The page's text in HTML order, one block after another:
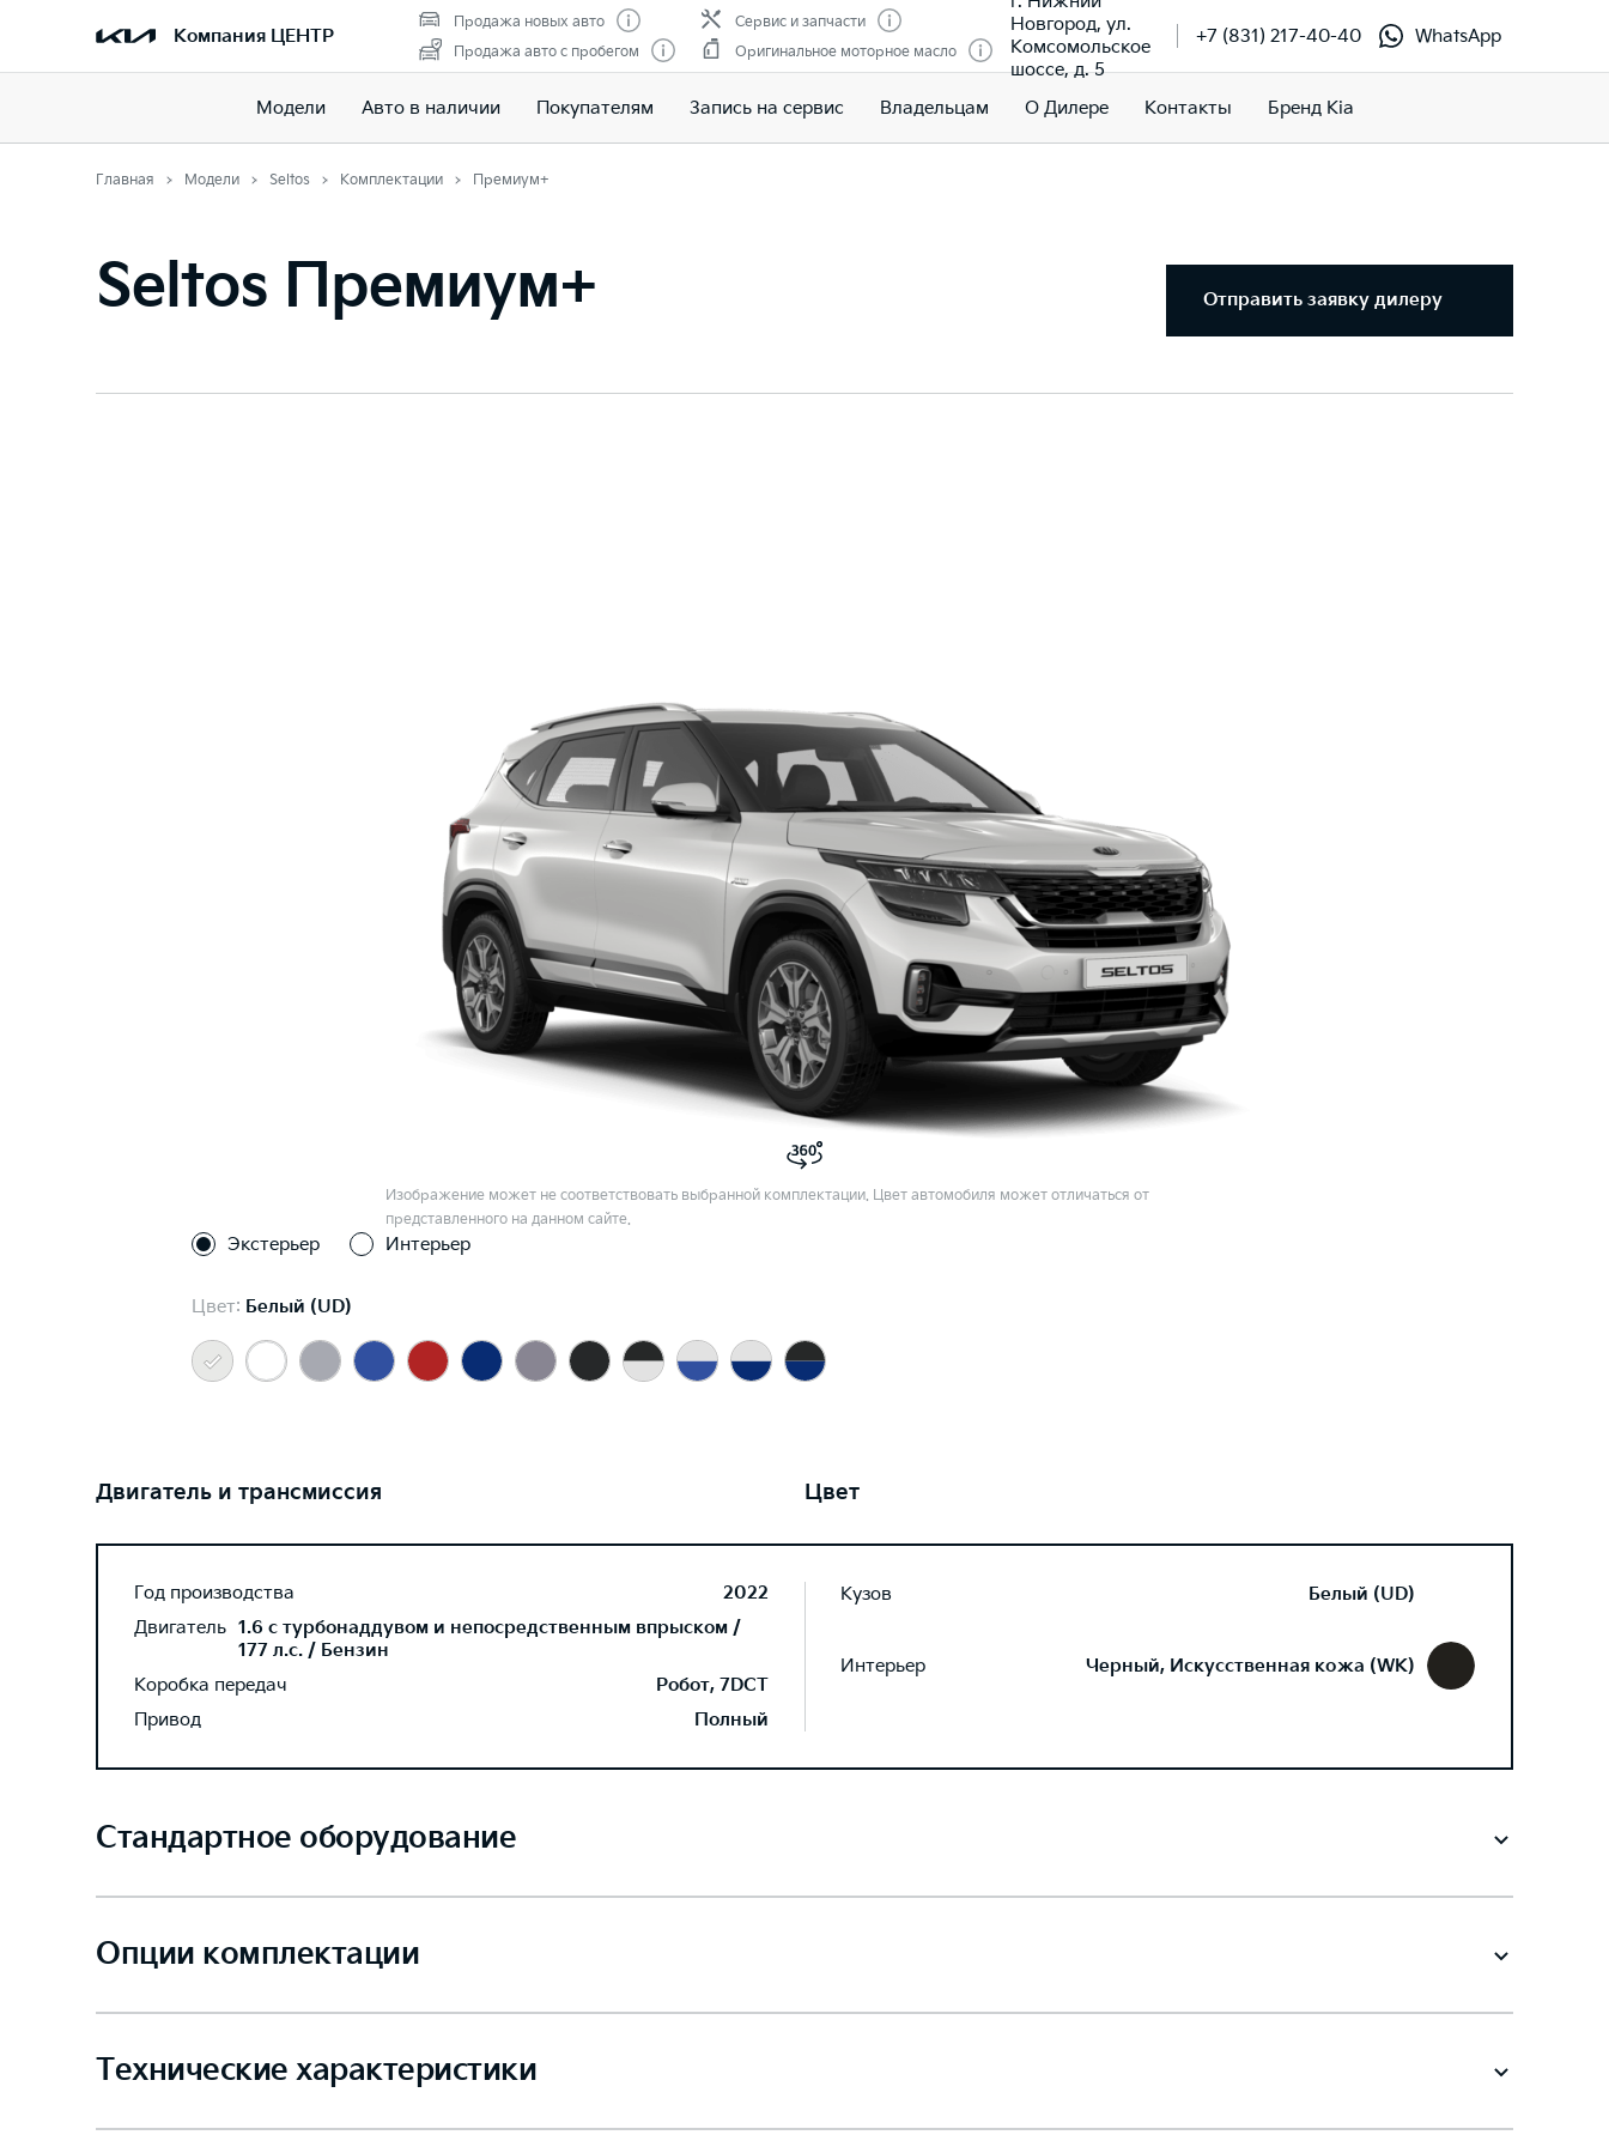
Компания ЦЕНТР
Продажа новых авто
Продажа авто с пробегом
Сервис и запчасти
Оригинальное моторное масло
Новгород, ул.
Комсомольское
шоссе, д. 5
+7 (831) 217-40-40 WhatsApp
Модели Авто в наличии Покупателям Запись на сервис Владельцам О Дилере Контакты Бренд Kia
Главная Модели Seltos Комплектации Премиум+
Seltos Премиум+ Отправить заявку дилеру
Изображение может не соответствовать выбранной комплектации. Цвет автомобиля может отличаться от
представленного на данном сайте.
Экстерьер Интерьер
Цвет: Белый (UD)
Двигатель и трансмиссия
Год производства
2022
Двигатель 1.6 с турбонаддувом и непосредственным впрыском /
177 л.с. / Бензин
Коробка передач
Робот, 7DCT
Привод
Полный
Цвет
Кузов Белый (UD)
Интерьер Черный, Искусственная кожа (WK)
Стандартное оборудование
Опции комплектации
Технические характеристики